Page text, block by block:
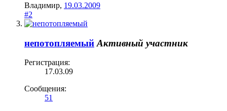
Владимир, 19.03.2009
#2
непотопляемый Активный участник
Регистрация:
17.03.09
Сообщения:
51